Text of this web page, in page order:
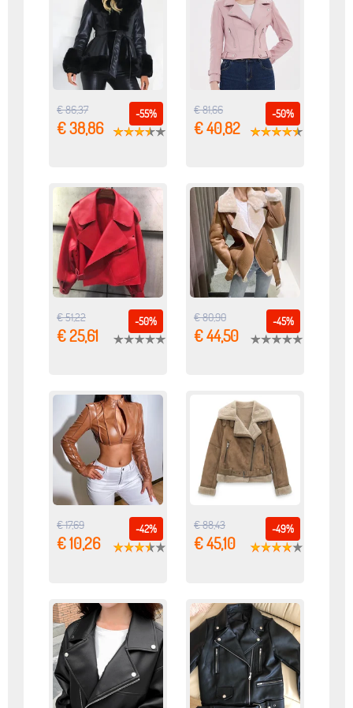
-55%
€ 86,37
€ 38,86
-50%
€ 81,66
€ 40,82
-50%
€ 51,22
€ 25,61
-45%
€ 80,90
€ 44,50
-42%
€ 17,69
€ 10,26
-49%
€ 88,43
€ 45,10